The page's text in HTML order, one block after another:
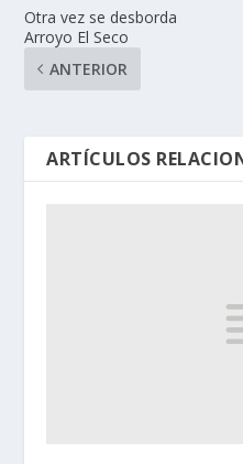
Otra vez se desborda
Arroyo El Seco
ANTERIOR
ARTÍCULOS